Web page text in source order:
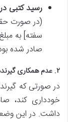
رسید کتبی
(در صورت
سفته] به
صادر شده
۲. عدم همکاری گیرنده و اقدامات حقوقی
در صورتی که
خودداری کند،
داشت. در این